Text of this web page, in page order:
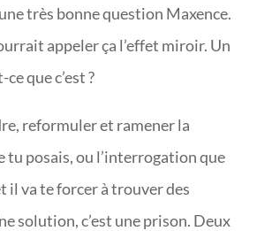
une très bonne question Maxence.
appeler ça l’effet miroir. Un
ce que c’est ?
reformuler et ramener la
tu posais, ou l’interrogation que
il va te forcer à trouver des
solution, c’est une prison. Deux